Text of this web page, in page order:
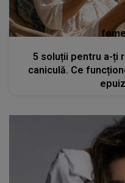
5 soluții pentru a-ți
caniculă. Ce